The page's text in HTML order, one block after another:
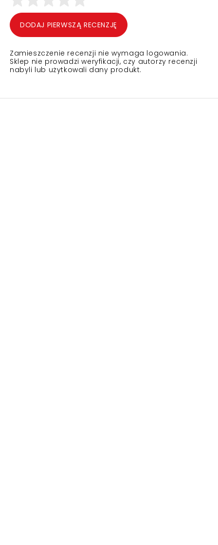
DODAJ PIERWSZĄ RECENZJĘ
Zamieszczenie recenzji nie wymaga logowania.
Sklep nie prowadzi weryfikacji, czy autorzy recenzji
nabyli lub użytkowali dany produkt.